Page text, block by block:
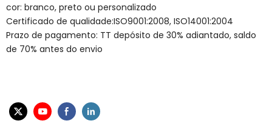
cor: branco, preto ou personalizado
Certificado de qualidade:ISO9001:2008, ISO14001:2004
Prazo de pagamento: TT depósito de 30% adiantado, saldo
de 70% antes do envio